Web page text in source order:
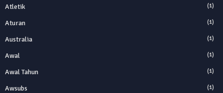
Atletik (1)
Aturan (1)
Australia (1)
Awal (1)
Awal Tahun (1)
Awsubs (1)